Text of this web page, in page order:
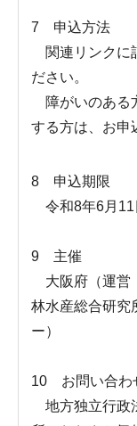
7 申込方法
関連リンクに
ださい。
障がいのある
する方は、お申
8 申込期限
令和8年6月11
9 主催
大阪府（運営
林水産総合研
ー）
10 お問い合わ
地方独立行政